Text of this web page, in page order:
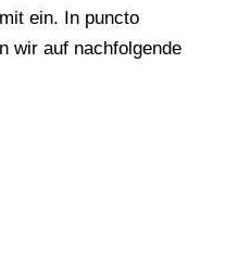
ein. In puncto
wir auf nachfolgende